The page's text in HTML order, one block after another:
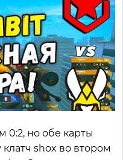
0:2, но обе карты
shox во втором